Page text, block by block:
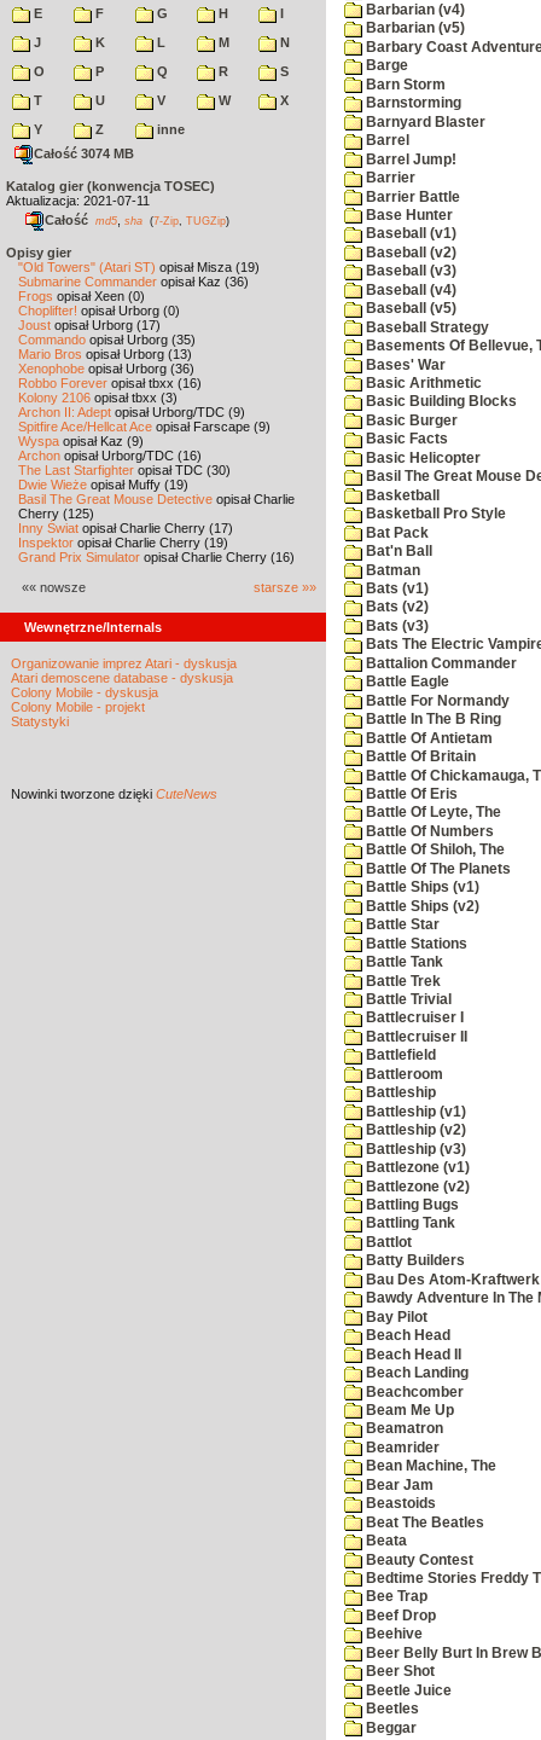
E
F G H
I
J
K L M
N
O
P Q R
S
T
U V W
X
Y
Z
inne
Całość 3074 MB
Katalog gier (konwencja TOSEC)
Aktualizacja: 2021-07-11
Całość md5 sha (7-Zip TUGZip)
Opisy gier
"Old Towers" (Atari ST) opisał Misza (19)
Submarine Commander opisał Kaz (36)
Frogs opisał Xeen (0)
Choplifter! opisał Urborg (0)
Joust opisał Urborg (17)
Commando opisał Urborg (35)
Mario Bros opisał Urborg (13)
Xenophobe opisał Urborg (36)
Robbo Forever opisał tbxx (16)
Kolony 2106 opisał tbxx (3)
Archon II: Adept opisał Urborg/TDC (9)
Spitfire Ace/Hellcat Ace opisał Farscape (9)
Wyspa opisał Kaz (9)
Archon opisał Urborg/TDC (16)
The Last Starfighter opisał TDC (30)
Dwie Wieże opisał Muffy (19)
Basil The Great Mouse Detective opisał Charlie
Cherry (125)
Inny Świat opisał Charlie Cherry (17)
Inspektor opisał Charlie Cherry (19)
Grand Prix Simulator opisał Charlie Cherry (16)
«« nowsze starsze »»
Wewnętrzne/Internals
Organizowanie imprez Atari - dyskusja
Atari demoscene database - dyskusja
Colony Mobile - dyskusja
Colony Mobile - projekt
Statystyki
Nowinki tworzone dzięki CuteNews
Barbarian (v4)
Barbarian (v5)
Barbary Coast
Barge
Barn Storm
Barnstorming
Barnyard Blaster
Barrel
Barrel Jump!
Barrier
Barrier Battle
Base Hunter
Baseball (v1)
Baseball (v2)
Baseball (v3)
Baseball (v4)
Baseball (v5)
Baseball Strategy
Basements Of Bellevue,
Bases' War
Basic Arithmetic
Basic Building Blocks
Basic Burger
Basic Facts
Basic Helicopter
Basil The Great Mouse
Basketball
Basketball Pro Style
Bat Pack
Bat'n Ball
Batman
Bats (v1)
Bats (v2)
Bats (v3)
Bats The Electric
Battalion Commander
Battle Eagle
Battle For Normandy
Battle In The B Ring
Battle Of Antietam
Battle Of Britain
Battle Of Chickamauga,
Battle Of Eris
Battle Of Leyte, The
Battle Of Numbers
Battle Of Shiloh, The
Battle Of The Planets
Battle Ships (v1)
Battle Ships (v2)
Battle Star
Battle Stations
Battle Tank
Battle Trek
Battle Trivial
Battlecruiser I
Battlecruiser II
Battlefield
Battleroom
Battleship
Battleship (v1)
Battleship (v2)
Battleship (v3)
Battlezone (v1)
Battlezone (v2)
Battling Bugs
Battling Tank
Battlot
Batty Builders
Bau Des Atom-Kraftwerk
Bawdy Adventure In The
Bay Pilot
Beach Head
Beach Head II
Beach Landing
Beachcomber
Beam Me Up
Beamatron
Beamrider
Bean Machine, The
Bear Jam
Beastoids
Beat The Beatles
Beata
Beauty Contest
Bedtime Stories Freddy
Bee Trap
Beef Drop
Beehive
Beer Belly Burt In Brew
Beer Shot
Beetle Juice
Beetles
Beggar